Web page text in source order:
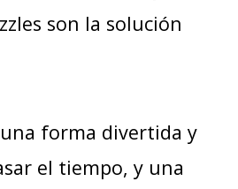
son la solución
forma divertida y
el tiempo, y una